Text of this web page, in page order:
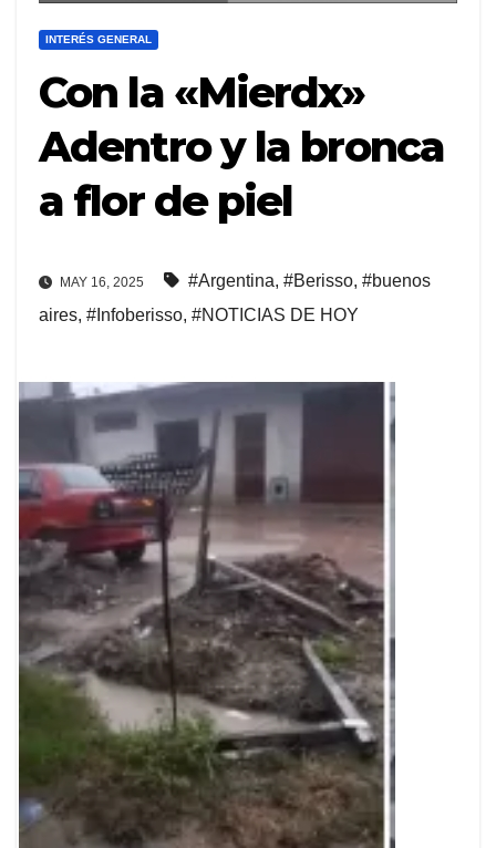
INTERÉS GENERAL
Con la «Mierdx»
Adentro y la bronca
a flor de piel
MAY 16, 2025 #Argentina, #Berisso, #buenos
aires, #Infoberisso, #NOTICIAS DE HOY